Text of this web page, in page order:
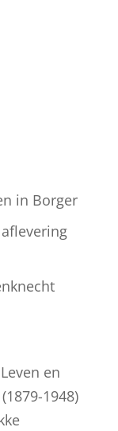
in Borger
en
1948)